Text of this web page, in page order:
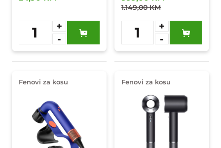
1
+
-
Dodaj u
omiljene
1.149,00 KM
1
+
-
Dodaj u
omiljene
Fenovi za kosu Fenovi za kosu